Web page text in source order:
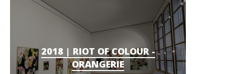
2018 | RIOT OF COLOUR -
ORANGERIE